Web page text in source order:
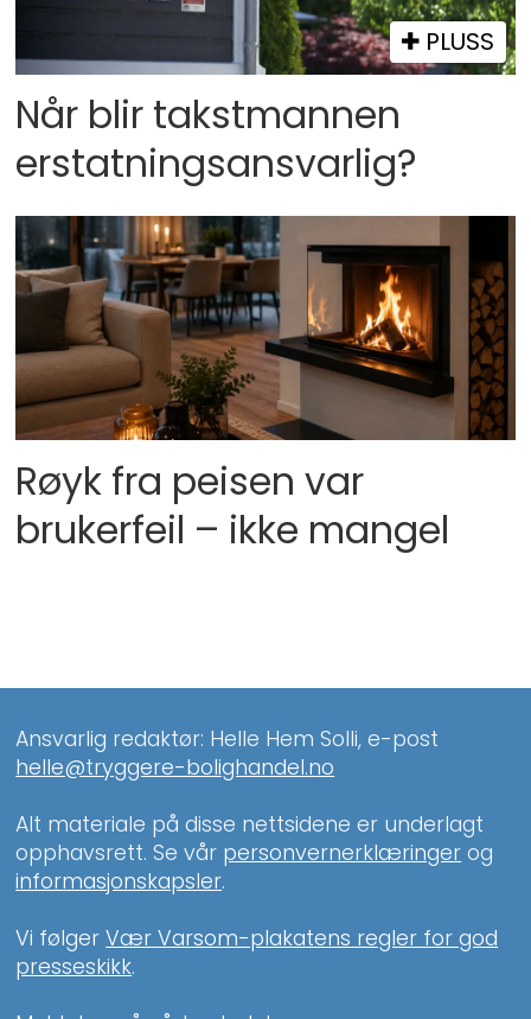
PLUSS
Når blir takstmannen
erstatningsansvarlig?
Røyk fra peisen var
brukerfeil – ikke mangel
Ansvarlig redaktør: Helle Hem Solli, e-post
helle@tryggere-bolighandel.no
Alt materiale på disse nettsidene er underlagt
opphavsrett. Se vår personvernerklæringer og
informasjonskapsler.
Vi følgerVær Varsom-plakatens regler for god
presseskikk.